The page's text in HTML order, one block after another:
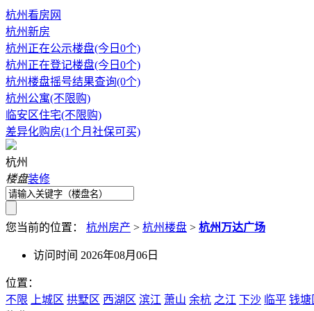
杭州看房网
杭州新房
杭州正在公示楼盘(今日0个)
杭州正在登记楼盘(今日0个)
杭州楼盘摇号结果查询(0个)
杭州公寓(不限购)
临安区住宅(不限购)
差异化购房(1个月社保可买)
杭州
楼盘装修
您当前的位置： 杭州房产 > 杭州楼盘 > 杭州万达广场
访问时间 2026年08月06日
位置：
不限
上城区 拱墅区 西湖区 滨江 萧山 余杭 之江 下沙 临平 钱塘